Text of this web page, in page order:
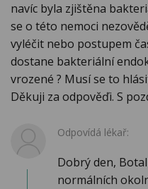
navíc byla zjištěna
se o této nemoci
vyléčit nebo postupem
dostane bakteriální
vrozené ? Musí se to
Děkuji za odpověďi. S
Odpovídá lékař:
Dobrý den,
normálních